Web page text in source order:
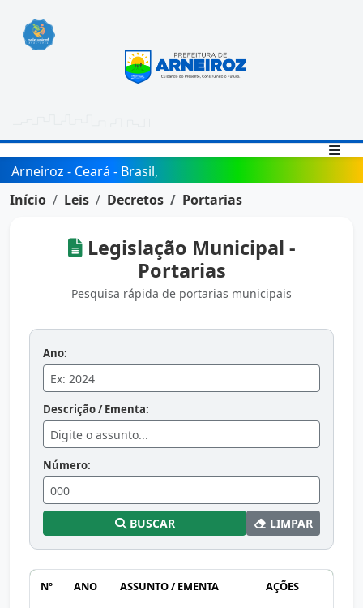
Arneiroz - Ceará - Brasil,
Início
Leis Decretos Portarias
Legislação Municipal -
Portarias
Pesquisa rápida de portarias municipais
Ano:
Descrição / Ementa:
Número:
BUSCAR LIMPAR
Nº ANO ASSUNTO / EMENTA AÇÕES